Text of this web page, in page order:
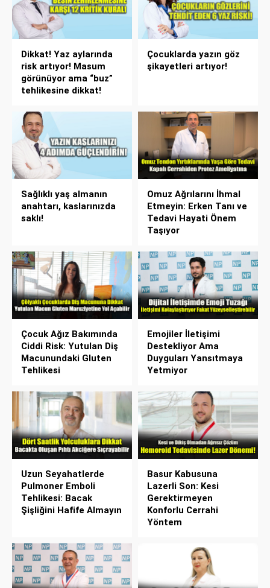
Dikkat! Yaz aylarında
risk artıyor! Masum
görünüyor ama “buz”
tehlikesine dikkat!
Çocuklarda yazın göz
şikayetleri artıyor!
Sağlıklı yaş almanın
anahtarı, kaslarınızda
saklı!
Omuz Ağrılarını İhmal
Etmeyin: Erken Tanı ve
Tedavi Hayati Önem
Taşıyor
Çocuk Ağız Bakımında
Ciddi Risk: Yutulan Diş
Macunundaki Gluten
Tehlikesi
Emojiler İletişimi
Destekliyor Ama
Duyguları Yansıtmaya
Yetmiyor
Uzun Seyahatlerde
Pulmoner Emboli
Tehlikesi: Bacak
Şişliğini Hafife Almayın
Basur Kabusuna
Lazerli Son: Kesi
Gerektirmeyen
Konforlu Cerrahi
Yöntem